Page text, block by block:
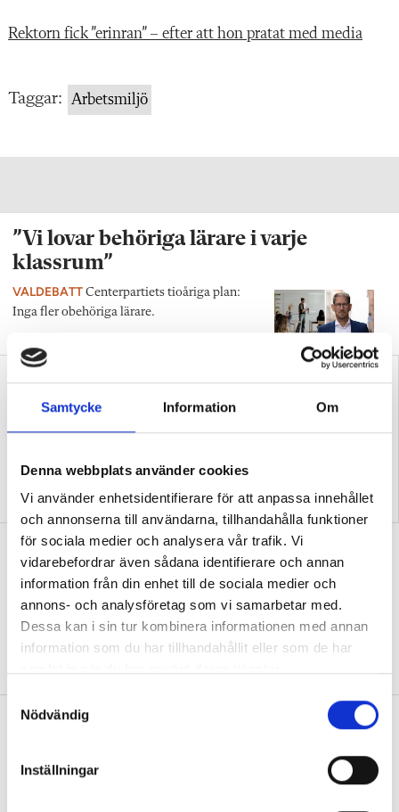
Samtycke Information Om
Denna webbplats använder cookies
Vi använder enhetsidentifierare för att anpassa innehållet
och annonserna till användarna, tillhandahålla funktioner
för sociala medier och analysera vår trafik. Vi
vidarebefordrar även sådana identifierare och annan
information från din enhet till de sociala medier och
annons- och analysföretag som vi samarbetar med.
Dessa kan i sin tur kombinera informationen med annan
information som du har tillhandahållit eller som de har
S
Nödvändig
Inställningar
Rektorn fick ”erinran” – efter att hon pratat med media
Taggar: Arbetsmiljö
”Vi lovar behöriga lärare i varje
klassrum”
VALDEBATT Centerpartiets tioåriga plan:
Inga fler obehöriga lärare.
pyramid i skolan”
tydligt i trappan”
”Vad ska vår tid räcka till på
förskolan?”
DEBATT”Ska jag som förskollärare duka,
damma, snygga upp i hallen, svara i telefon
eller ska jag vara närvarande tillsammans
”Vad säger det om skolan när allt fler
DEBATT”Frågan är hur skolan kan ge plats åt